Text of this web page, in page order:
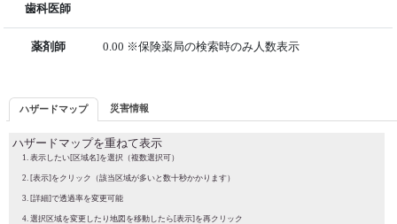
歯科医師
薬剤師 0.00 ※保険薬局の検索時のみ人数表示
ハザードマップ 災害情報
ハザードマップを重ねて表示
表示したい[区域名]を選択（複数選択可）
[表示]をクリック（該当区域が多いと数十秒かかります）
[詳細]で透過率を変更可能
選択区域を変更したり地図を移動したら[表示]を再クリック